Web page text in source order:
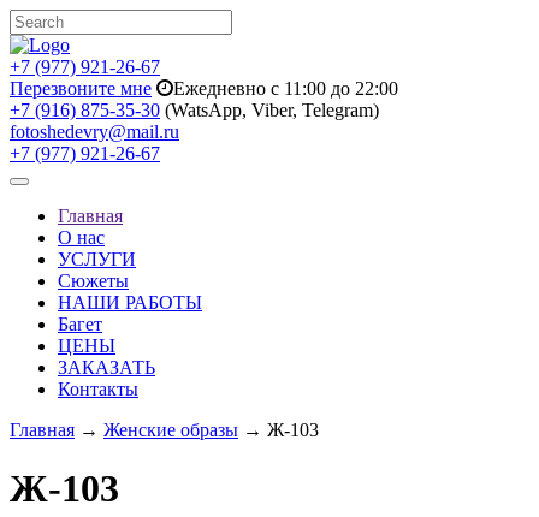
+7 (977) 921-26-67
Перезвоните мне
Ежедневно с 11:00 до 22:00
+7 (916) 875-35-30 (WatsApp, Viber, Telegram)
fotoshedevry@mail.ru
+7 (977) 921-26-67
Toggle
navigationГлавная
О нас
УСЛУГИ
Сюжеты
НАШИ РАБОТЫ
Багет
ЦЕНЫ
ЗАКАЗАТЬ
Контакты
Главная → Женские образы → Ж-103
Ж-103